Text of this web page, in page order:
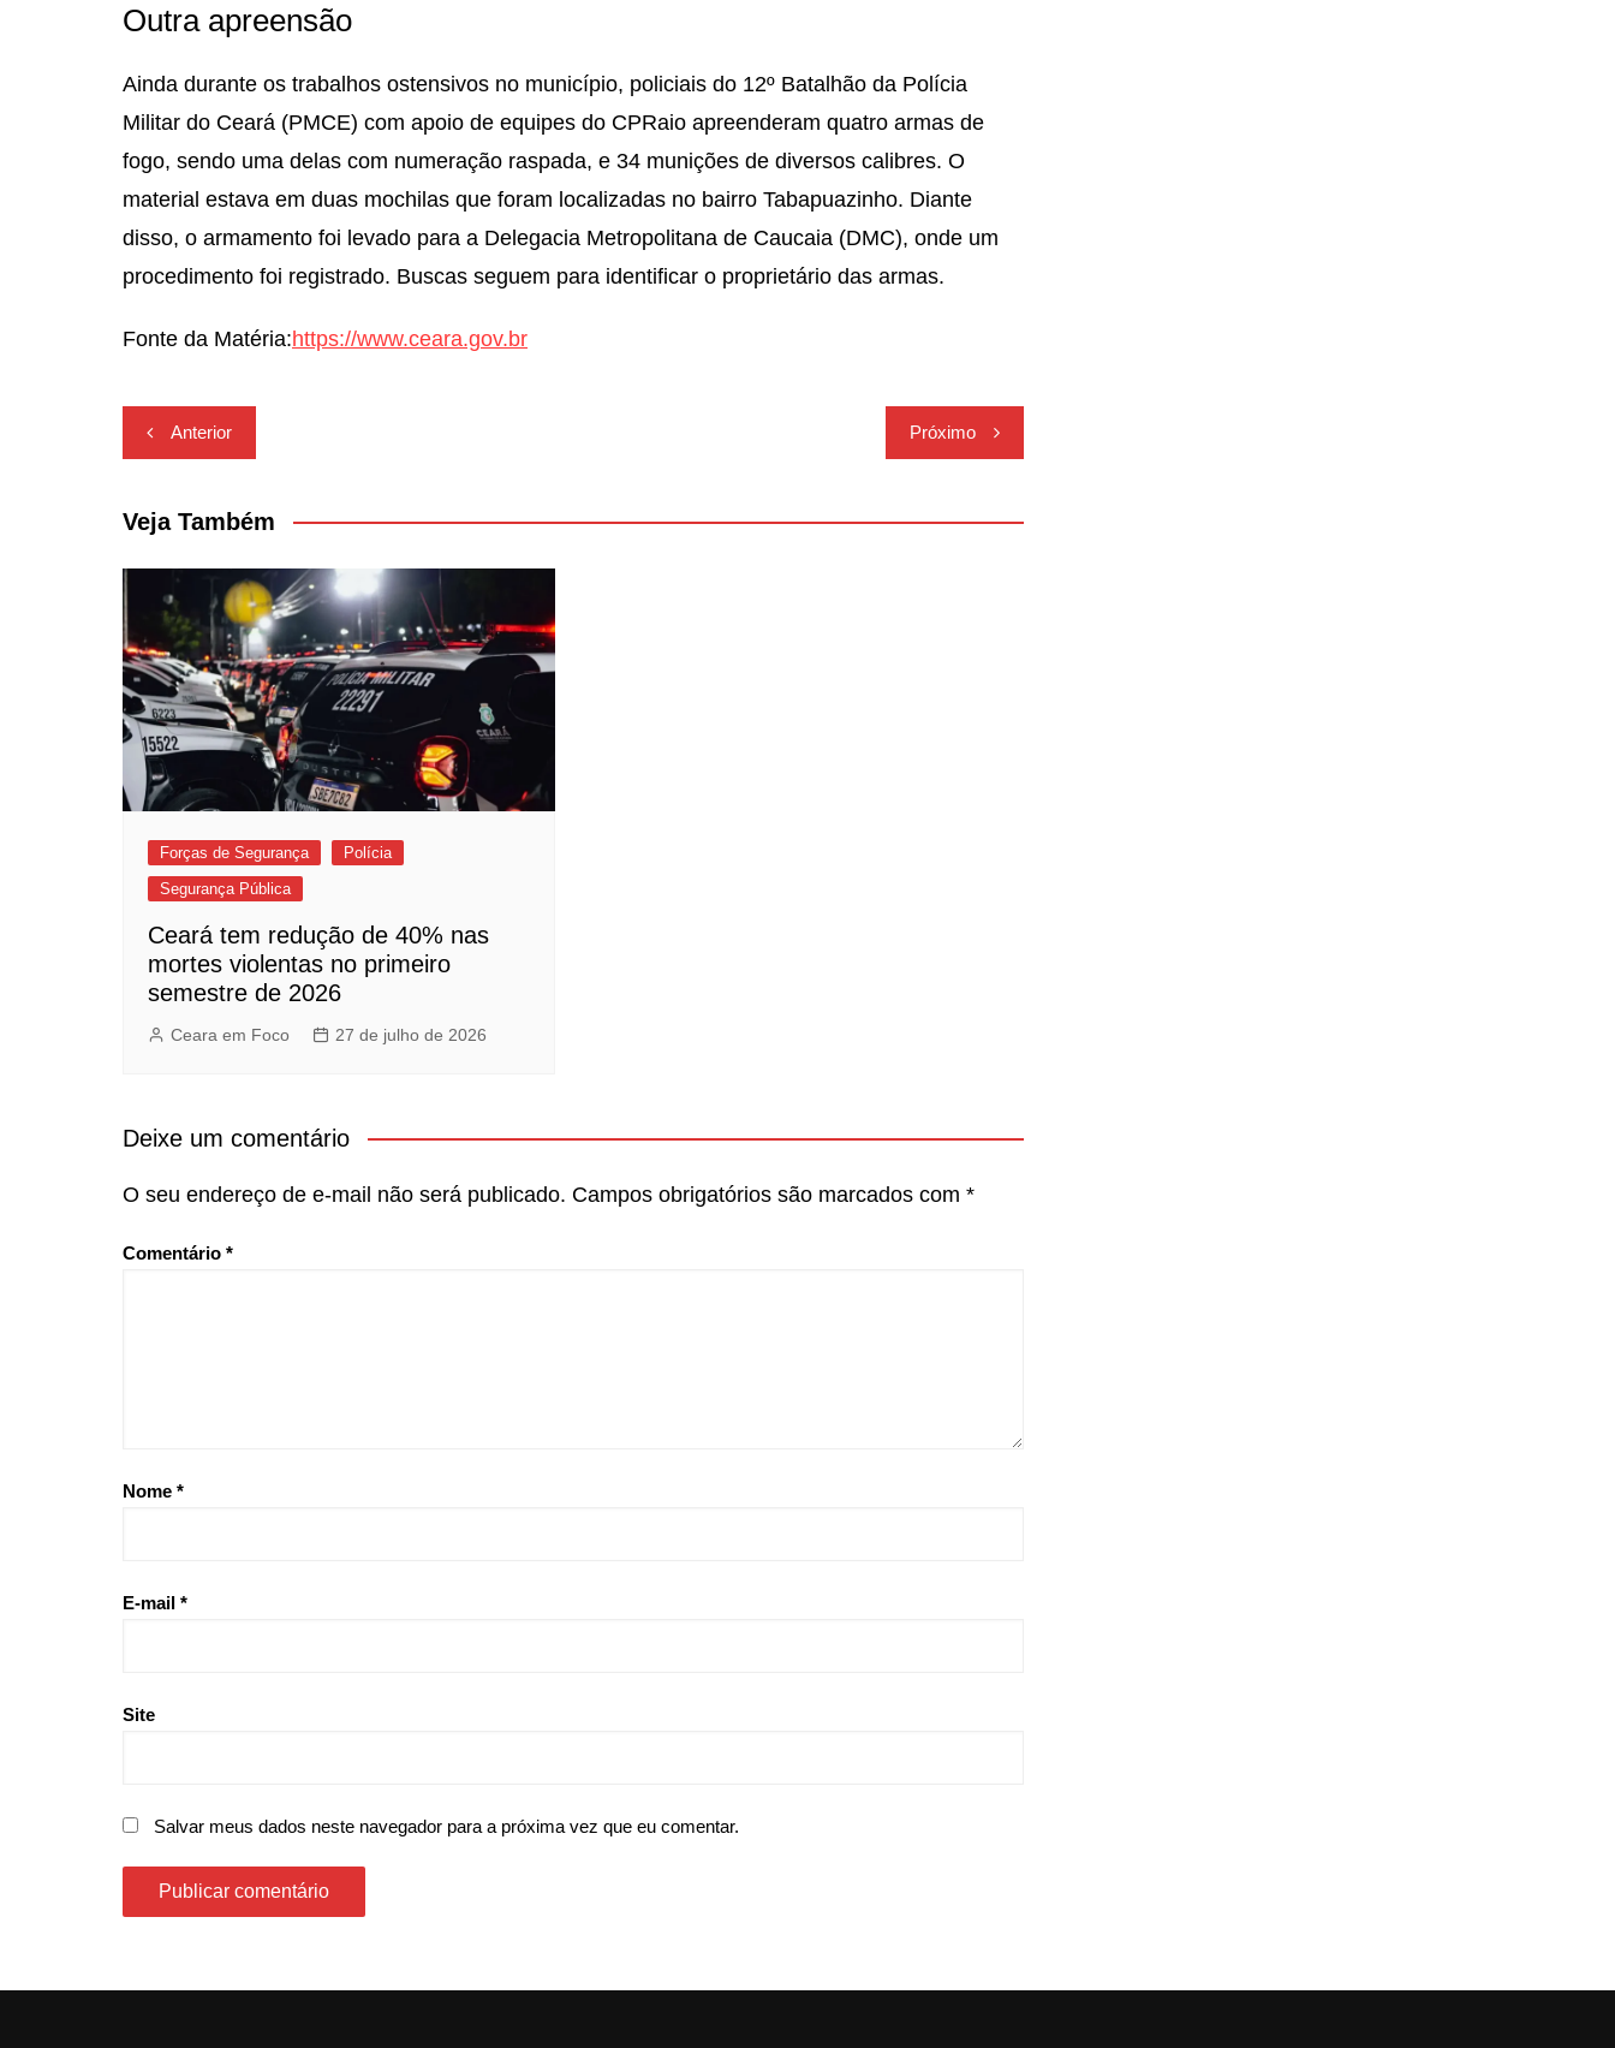
Outra apreensão
Ainda durante os trabalhos ostensivos no município, policiais do 12º Batalhão da Polícia
Militar do Ceará (PMCE) com apoio de equipes do CPRaio apreenderam quatro armas de
fogo, sendo uma delas com numeração raspada, e 34 munições de diversos calibres. O
material estava em duas mochilas que foram localizadas no bairro Tabapuazinho. Diante
disso, o armamento foi levado para a Delegacia Metropolitana de Caucaia (DMC), onde um
procedimento foi registrado. Buscas seguem para identificar o proprietário das armas.
Fonte da Matéria:https://www.ceara.gov.br
Navegação
de
Post
Anterior Próximo
Veja Também
Forças de Segurança
Polícia
Segurança Pública
Ceará tem redução de 40% nas
mortes violentas no primeiro
semestre de 2026
Ceara em Foco 27 de julho de 2026
Deixe um comentário
O seu endereço de e-mail não será publicado. Campos obrigatórios são marcados com *
Comentário *
Nome *
E-mail *
Site
Salvar meus dados neste navegador para a próxima vez que eu comentar.